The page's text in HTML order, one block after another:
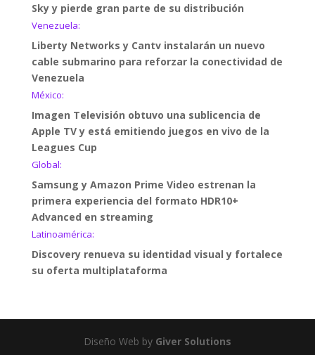
Sky y pierde gran parte de su distribución
Venezuela:
Liberty Networks y Cantv instalarán un nuevo
cable submarino para reforzar la conectividad de
Venezuela
México:
Imagen Televisión obtuvo una sublicencia de
Apple TV y está emitiendo juegos en vivo de la
Leagues Cup
Global:
Samsung y Amazon Prime Video estrenan la
primera experiencia del formato HDR10+
Advanced en streaming
Latinoamérica:
Discovery renueva su identidad visual y fortalece
su oferta multiplataforma
Diseño Web by Giver Solutions